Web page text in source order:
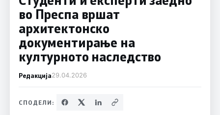
во Преспа вршат
архитектонско
документирање на
културното наследство
Редакција29.04.2026
СПОДЕЛИ: